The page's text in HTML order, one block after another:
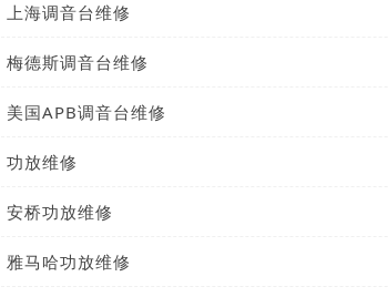
上海调音台维修
梅德斯调音台维修
美国APB调音台维修
功放维修
安桥功放维修
雅马哈功放维修